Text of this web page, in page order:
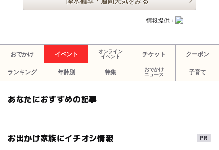
情報提供：
おでかけ イベント
オンライン
イベント
チケット クーポン
ランキング 年齢別 特集
おでかけ
ニュース
子育て
あなたにおすすめの記事
お出かけ家族にイチオシ情報